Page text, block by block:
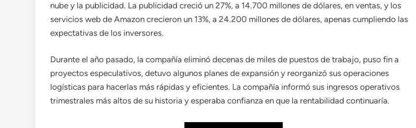
nube y la publicidad. La publicidad creció un 27%, a 14.700 millones de dólares, en ventas, y los
servicios web de Amazon crecieron un 13%, a 24.200 millones de dólares, apenas cumpliendo las
expectativas de los inversores.
Durante el año pasado, la compañía eliminó decenas de miles de puestos de trabajo, puso fin a
proyectos especulativos, detuvo algunos planes de expansión y reorganizó sus operaciones
logísticas para hacerlas más rápidas y eficientes. La compañía informó sus ingresos operativos
trimestrales más altos de su historia y esperaba confianza en que la rentabilidad continuaría.